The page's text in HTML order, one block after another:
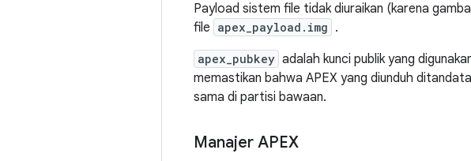
Payload sistem file tidak diuraikan (karena
file apex_payload.img .
apex_pubkey adalah kunci publik yang
memastikan bahwa APEX yang diunduh
sama di partisi bawaan.
Manajer APEX